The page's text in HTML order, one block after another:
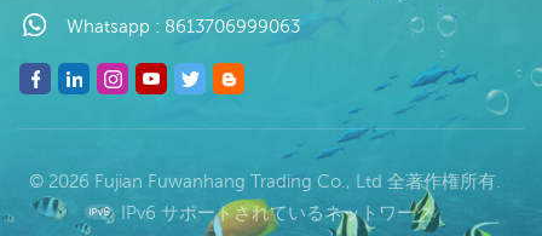
Whatsapp : 8613706999063
© 2026 Fujian Fuwanhang Trading Co., Ltd 全著作権所有.
IPv6 サポートされているネットワーク